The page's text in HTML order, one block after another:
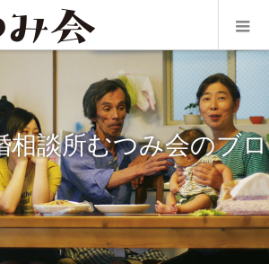
相談所むつみ会のブロ